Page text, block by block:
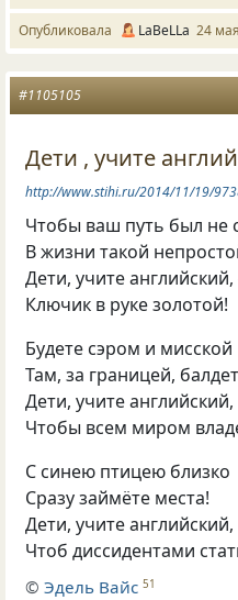
Опубликовала LaBeLLa 24
#1105105
Дети , учите
http://www.stihi.ru/2014/11/19/
Чтобы ваш путь был не
В жизни такой
Дети, учите
Ключик в руке золотой!
Будете сэром и мисской
Там, за границей,
Дети, учите английский,
Чтобы всем миром
С синею птицею близко
Сразу займёте места!
Дети, учите английский,
Чтоб диссидентами
©Эдель Вайс 51